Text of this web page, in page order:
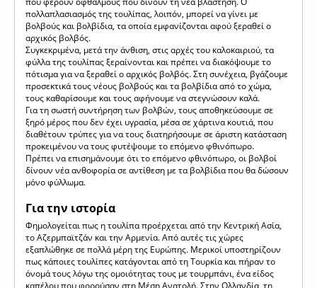
πολλαπλασιασμός της τουλίπας, λοιπόν, μπορεί να γίνει με
βολβούς και βολβίδια, τα οποία εμφανίζονται αφού ξεραθεί ο
αρχικός βολβός.
Συγκεκριμένα, μετά την άνθιση, στις αρχές του καλοκαιριού, τα
φύλλα της τουλίπας ξεραίνονται και πρέπει να διακόψουμε το
πότισμα για να ξεραθεί ο αρχικός βολβός. Στη συνέχεια, βγάζουμε
προσεκτικά τους νέους βολβούς και τα βολβίδια από το χώμα,
τους καθαρίσουμε και τους αφήνουμε να στεγνώσουν καλά.
Για τη σωστή συντήρηση των βολβών, τους αποθηκεύσουμε σε
ξηρό μέρος που δεν έχει υγρασία, μέσα σε χάρτινα κουτιά, που
διαθέτουν τρύπες για να τους διατηρήσουμε σε άριστη κατάσταση
προκειμένου να τους φυτέψουμε το επόμενο φθινόπωρο.
Πρέπει να επισημάνουμε ότι το επόμενο φθινόπωρο, οι βολβοί
δίνουν νέα ανθοφορία σε αντίθεση με τα βολβίδια που θα δώσουν
μόνο φύλλωμα.
Για την ιστορία
Φημολογείται πως η τουλίπα προέρχεται από την Κεντρική Ασία,
το Αζερμπαϊτζάν και την Αρμενία. Από αυτές τις χώρες
εξαπλώθηκε σε πολλά μέρη της Ευρώπης. Μερικοί υποστηρίζουν
πως κάποιες τουλίπες κατάγονται από τη Τουρκία και πήραν το
όνομά τους λόγω της ομοιότητας τους με τουρμπάνι, ένα είδος
καπέλου που φορούσαν στη Μέση Ανατολή. Στην Ολλανδία, τη